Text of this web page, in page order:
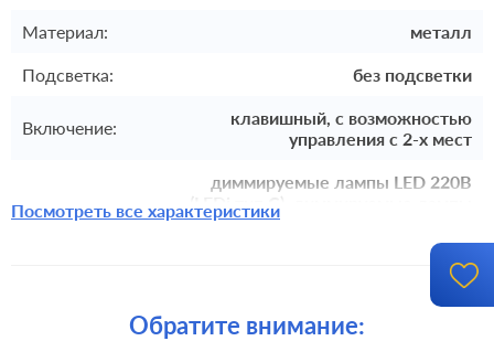
Посмотреть все характеристики
Материал: металл
Подсветка: без подсветки
Включение:
клавишный, с возможностью
управления с 2-х мест
диммируемые лампы LED 220В
(LEDi тип C), диммируемые лампы
LED 220В (LEDi тип L), лампы
накаливания и галогенные 220В (R),
лампы с индукционным
(обмоточным) трансформ. (L), лампы
с электронным (емкостным)
трансформ. (C)
Обратите внимание: